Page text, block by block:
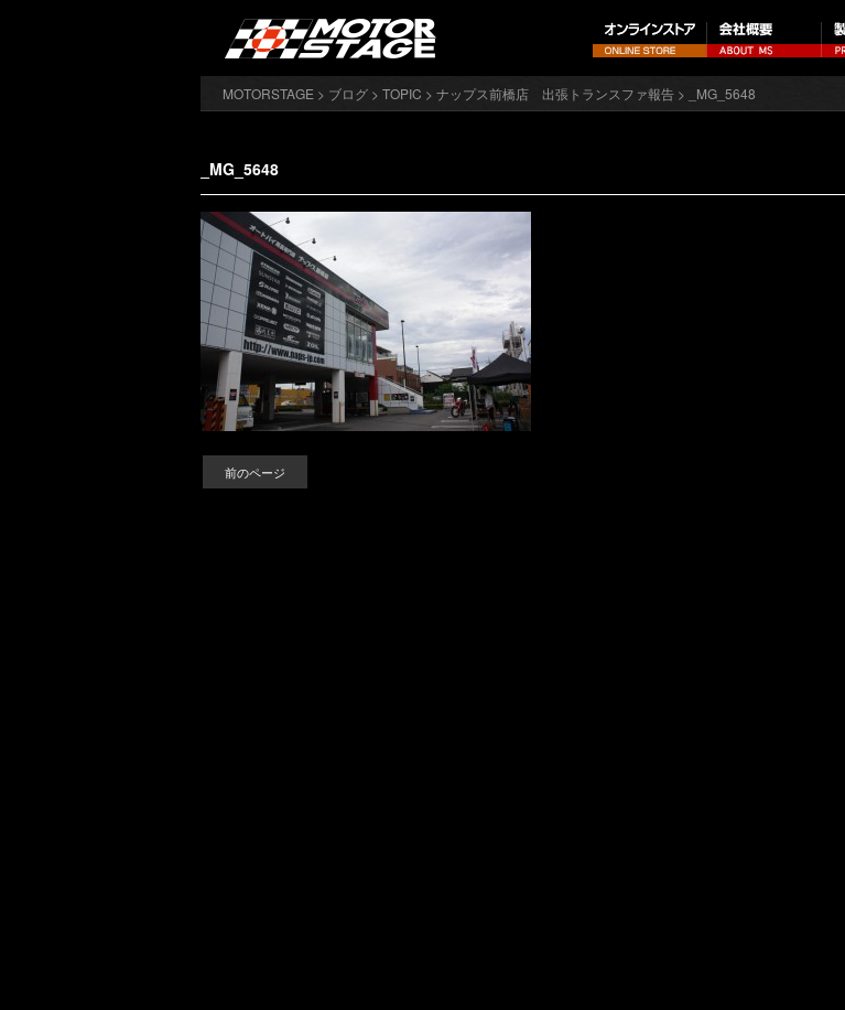
MOTORSTAGE > ブログ > TOPIC > ナップス前橋店 出張トランスファ報告 > _MG_5648
_MG_5648
前のページ